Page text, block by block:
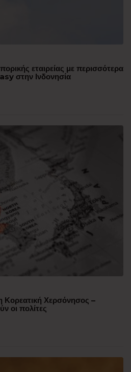
εταιρείας με περισσότερα
στην Ινδονησία
Κορεατική Χερσόνησος –
οι πολίτες